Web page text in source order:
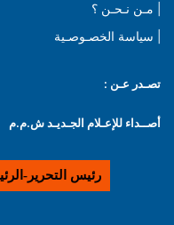
| مـن نـحـن ؟
| سياسة الخصـوصـية
تصـدر عـن :
أصــداء للإعـلام الجـديـد ش.م.م
رئيس التحرير-